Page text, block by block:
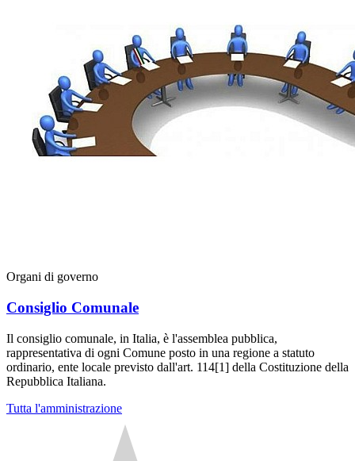
Organi di governo
Consiglio Comunale
Il consiglio comunale, in Italia, è l'assemblea pubblica,
rappresentativa di ogni Comune posto in una regione a statuto
ordinario, ente locale previsto dall'art. 114[1] della Costituzione della
Repubblica Italiana.
Tutta l'amministrazione